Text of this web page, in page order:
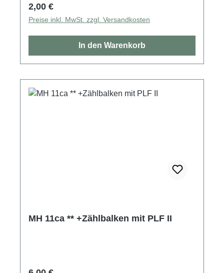
Regulärer Preis:
2,00 €
Preise inkl. MwSt. zzgl. Versandkosten
In den Warenkorb
MH 11ca ** +Zählbalken mit PLF II